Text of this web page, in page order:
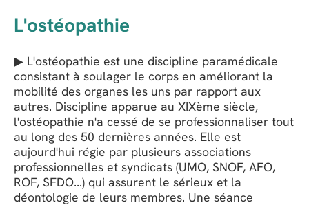
L'ostéopathie
▶ L'ostéopathie est une discipline paramédicale
consistant à soulager le corps en améliorant la
mobilité des organes les uns par rapport aux
autres. Discipline apparue au XIXème siècle,
l'ostéopathie n'a cessé de se professionnaliser tout
au long des 50 dernières années. Elle est
aujourd'hui régie par plusieurs associations
professionnelles et syndicats (UMO, SNOF, AFO,
ROF, SFDO...) qui assurent le sérieux et la
déontologie de leurs membres. Une séance